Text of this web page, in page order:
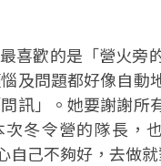
喜歡的是「營火旁
及問題都好像自動
訊」。她要謝謝所
冬令營的隊長，
己不夠好，去做就